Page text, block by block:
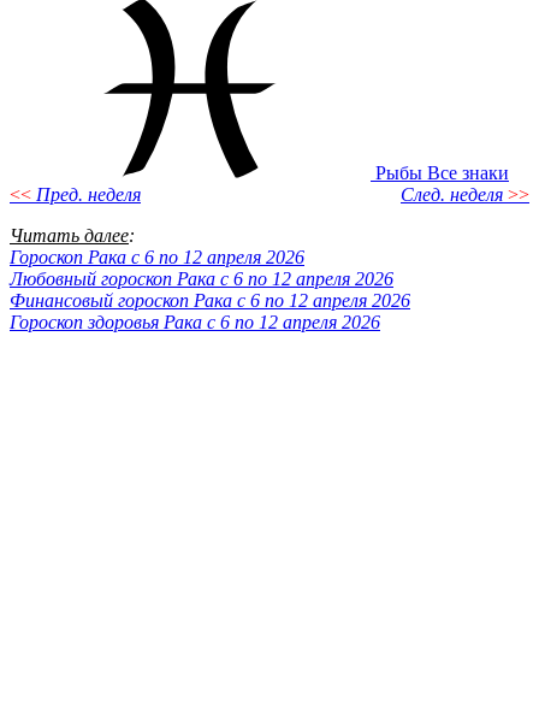
Рыбы Все знаки
<< Пред. неделя След. неделя >>
Читать далее:
Гороскоп Рака с 6 по 12 апреля 2026
Любовный гороскоп Рака с 6 по 12 апреля 2026
Финансовый гороскоп Рака с 6 по 12 апреля 2026
Гороскоп здоровья Рака с 6 по 12 апреля 2026